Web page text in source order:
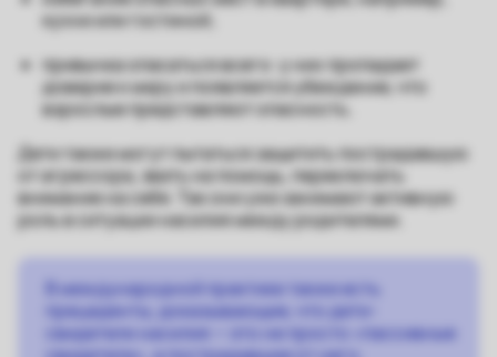
кухни или гостиной;
привычка опасаться всего: у них пропадает
доверие к миру и появляется убеждение, что
взрослые представляют опасность.
Дети также могут пытаться защитить пострадавшую
от агрессора, звать на помощь, переключать
внимание на себя. Так они уже занимают активную
роль в ситуации насилия между родителями.
В международной практике также есть
прецеденты, доказывающие, что дети-
свидетели насилия — это не просто «пассивные